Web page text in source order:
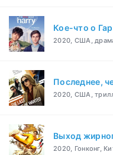
Кое-что о
2020, США,
Последнее,
2020, США,
Выход
2020, Гонконг,